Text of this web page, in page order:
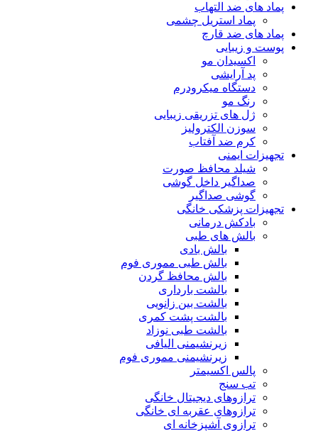
پماد های ضد التهاب
پماد استریل چشمی
پماد های ضد قارچ
پوست و زیبایی
اکسیدان مو
پد آرایشی
دستگاه میکرودرم
رنگ مو
ژل های تزریقی زیبایی
سوزن الکترولیز
کرم ضد آفتاب
تجهیزات ایمنی
شیلد محافظ صورت
صداگیر داخل گوشی
گوشی صداگیر
تجهیزات پزشکی خانگی
بادکش درمانی
بالش های طبی
بالش بادی
بالش طبی مموری فوم
بالش محافظ گردن
بالشت بارداری
بالشت بین زانویی
بالشت پشت کمری
بالشت طبی نوزاد
زیرنشیمنی الیافی
زیرنشیمنی مموری فوم
پالس اکسیمتر
تب سنج
ترازوهای دیجیتال خانگی
ترازوهای عقربه ای خانگی
ترازوی آشپزخانه ای